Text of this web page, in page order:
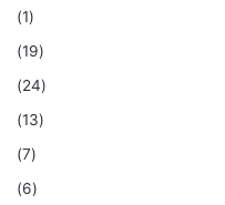
(1)
(19)
(24)
(13)
(7)
(6)